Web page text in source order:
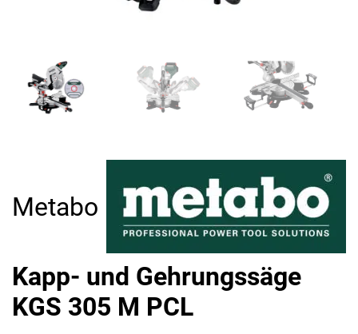
Metabo
Kapp- und Gehrungssäge
KGS 305 M PCL